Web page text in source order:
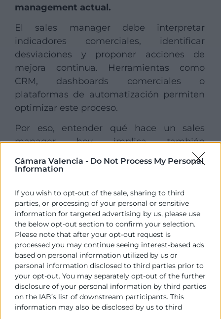
Cámara Valencia - Do Not Process My Personal
Information
If you wish to opt-out of the sale, sharing to third
parties, or processing of your personal or sensitive
information for targeted advertising by us, please use
the below opt-out section to confirm your selection.
Please note that after your opt-out request is
processed you may continue seeing interest-based ads
based on personal information utilized by us or
personal information disclosed to third parties prior to
your opt-out. You may separately opt-out of the further
disclosure of your personal information by third parties
on the IAB’s list of downstream participants. This
information may also be disclosed by us to third
management actual.
El sales manager debe interpretar
indicadores comerciales, identificar
desviaciones y proponer acciones de
mejora continua. Herramientas como
CRM, dashboards comerciales o
plataformas de automatización permiten
optimizar este proceso.
Por eso, entender qué hace un sales
manager hoy implica también
comprender su capacidad para convertir
datos en decisiones estratégicas.
El área comercial necesita procesos
eficientes para responder con rapidez a las
necesidades del mercado.
El sales manageranaliza procedimientos,
detecta ineficiencias y aplica mejoras
relacionadas con prospección,
negociación, seguimiento de clientes y
cierre de ventas.